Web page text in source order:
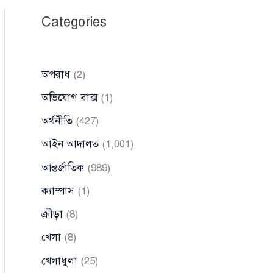
Categories
অপরাধ (2)
অভিযোগ বাক্স(1)
অর্থনীতি(427)
আইন আদালত(1,001)
আন্তর্জাতিক (989)
ক্যাম্পাস (1)
ক্রীড়া (8)
খেলা (8)
খেলাধুলা (25)